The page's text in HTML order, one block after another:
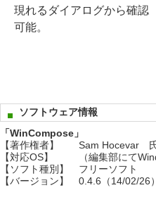
現れるダイアログから確認
可能。
ソフトウェア情報
「WinCompose」
【著作権者】
Sam Hocevar
【対応OS】
（編集部にて
【ソフト種別】
フリーソフト
【バージョン】
0.4.6（14/02/26）